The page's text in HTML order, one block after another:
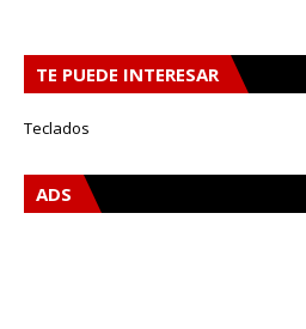
TE PUEDE INTERESAR
Teclados
ADS